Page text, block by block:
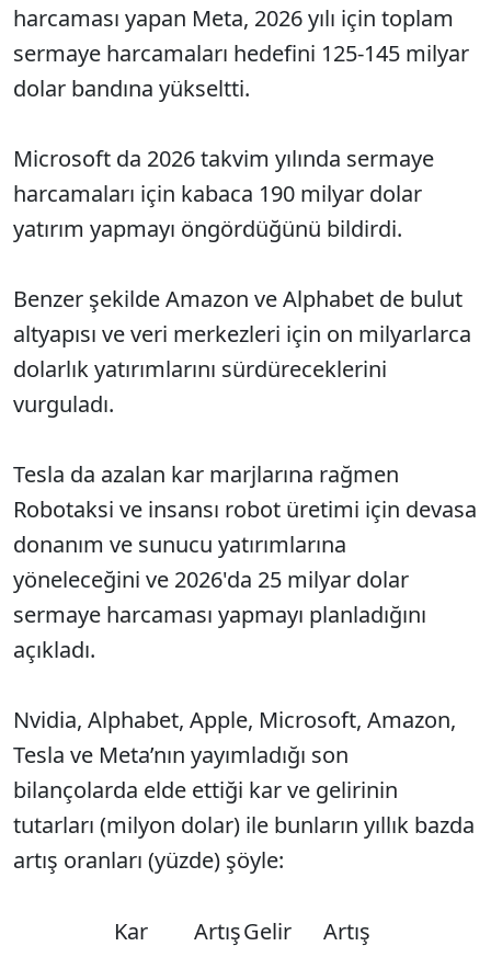
harcaması yapan Meta, 2026 yılı için toplam
sermaye harcamaları hedefini 125-145 milyar
dolar bandına yükseltti.
Microsoft da 2026 takvim yılında sermaye
harcamaları için kabaca 190 milyar dolar
yatırım yapmayı öngördüğünü bildirdi.
Benzer şekilde Amazon ve Alphabet de bulut
altyapısı ve veri merkezleri için on milyarlarca
dolarlık yatırımlarını sürdüreceklerini
vurguladı.
Tesla da azalan kar marjlarına rağmen
Robotaksi ve insansı robot üretimi için devasa
donanım ve sunucu yatırımlarına
yöneleceğini ve 2026'da 25 milyar dolar
sermaye harcaması yapmayı planladığını
açıkladı.
Nvidia, Alphabet, Apple, Microsoft, Amazon,
Tesla ve Meta’nın yayımladığı son
bilançolarda elde ettiği kar ve gelirinin
tutarları (milyon dolar) ile bunların yıllık bazda
artış oranları (yüzde) şöyle:
Kar ArtışGelir Artış